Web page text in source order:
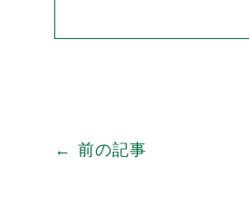
← 前の記事